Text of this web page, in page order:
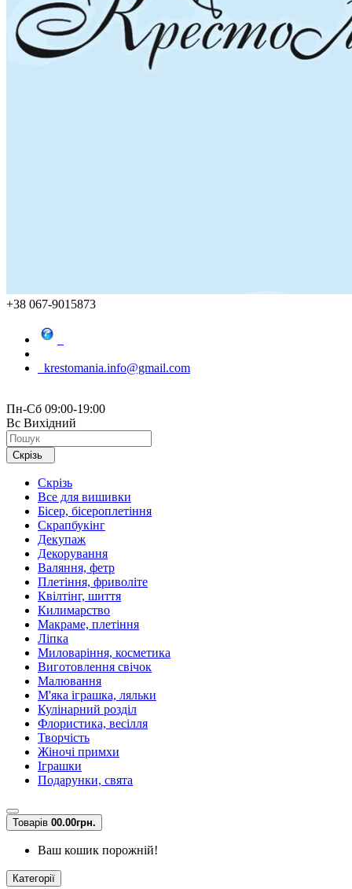
+38 067-9015873
krestomania.info@gmail.com
Пн-Сб 09:00-19:00
Вс Вихідний
Скрізь
Скрізь
Все для вишивки
Бісер, бісероплетіння
Скрапбукінг
Декупаж
Декорування
Валяння, фетр
Плетіння, фриволіте
Квілтінг, шиття
Килимарство
Макраме, плетіння
Ліпка
Миловаріння, косметика
Виготовлення свічок
Малювання
М'яка іграшка, ляльки
Кулінарний розділ
Флористика, весілля
Творчість
Жіночі примхи
Іграшки
Подарунки, свята
Товарів 00.00грн.
Ваш кошик порожній!
Категорії